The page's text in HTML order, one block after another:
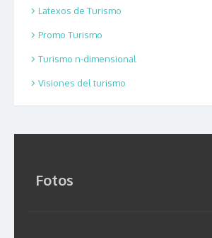
Latexos de Turismo
Promo Turismo
Turismo n-dimensional
Visiones del turismo
Fotos